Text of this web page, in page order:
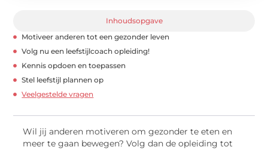
Inhoudsopgave
Motiveer anderen tot een gezonder leven
Volg nu een leefstijlcoach opleiding!
Kennis opdoen en toepassen
Stel leefstijl plannen op
Veelgestelde vragen
Wil jij anderen motiveren om gezonder te eten en
meer te gaan bewegen? Volg dan de opleiding tot